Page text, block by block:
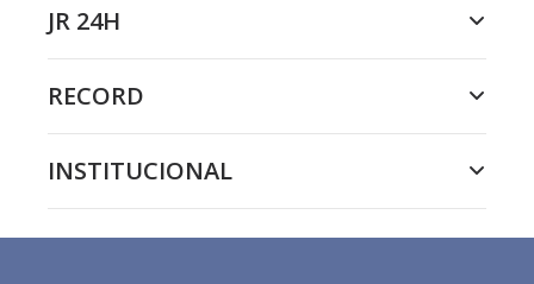
JR 24H
RECORD
INSTITUCIONAL